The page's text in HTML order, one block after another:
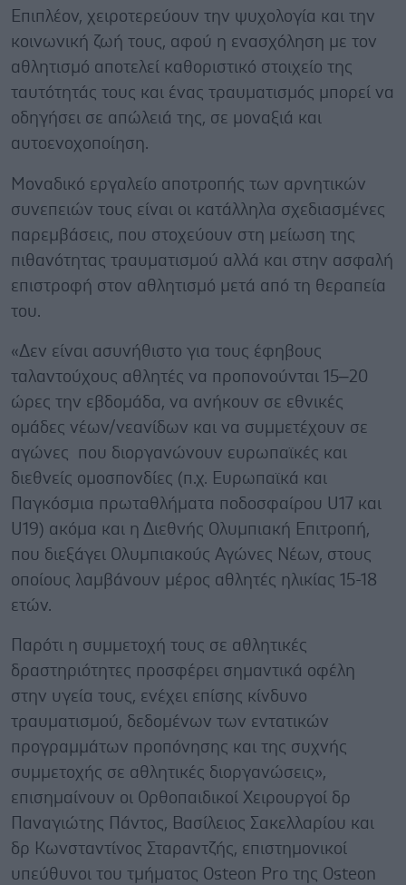
Επιπλέον, χειροτερεύουν την ψυχολογία και την
κοινωνική ζωή τους, αφού η ενασχόληση με τον
αθλητισμό αποτελεί καθοριστικό στοιχείο της
ταυτότητάς τους και ένας τραυματισμός μπορεί να
οδηγήσει σε απώλειά της, σε μοναξιά και
αυτοενοχοποίηση.
Μοναδικό εργαλείο αποτροπής των αρνητικών
συνεπειών τους είναι οι κατάλληλα σχεδιασμένες
παρεμβάσεις, που στοχεύουν στη μείωση της
πιθανότητας τραυματισμού αλλά και στην ασφαλή
επιστροφή στον αθλητισμό μετά από τη θεραπεία
του.
«Δεν είναι ασυνήθιστο για τους έφηβους
ταλαντούχους αθλητές να προπονούνται 15–20
ώρες την εβδομάδα, να ανήκουν σε εθνικές
ομάδες νέων/νεανίδων και να συμμετέχουν σε
αγώνες που διοργανώνουν ευρωπαϊκές και
διεθνείς ομοσπονδίες (π.χ. Ευρωπαϊκά και
Παγκόσμια πρωταθλήματα ποδοσφαίρου U17 και
U19) ακόμα και η Διεθνής Ολυμπιακή Επιτροπή,
που διεξάγει Ολυμπιακούς Αγώνες Νέων, στους
οποίους λαμβάνουν μέρος αθλητές ηλικίας 15-18
ετών.
Παρότι η συμμετοχή τους σε αθλητικές
δραστηριότητες προσφέρει σημαντικά οφέλη
στην υγεία τους, ενέχει επίσης κίνδυνο
τραυματισμού, δεδομένων των εντατικών
προγραμμάτων προπόνησης και της συχνής
συμμετοχής σε αθλητικές διοργανώσεις»,
επισημαίνουν οι Ορθοπαιδικοί Χειρουργοί δρ
Παναγιώτης Πάντος, Βασίλειος Σακελλαρίου και
δρ Κωνσταντίνος Σταραντζής, επιστημονικοί
υπεύθυνοι του τμήματος Osteon Pro της Osteon